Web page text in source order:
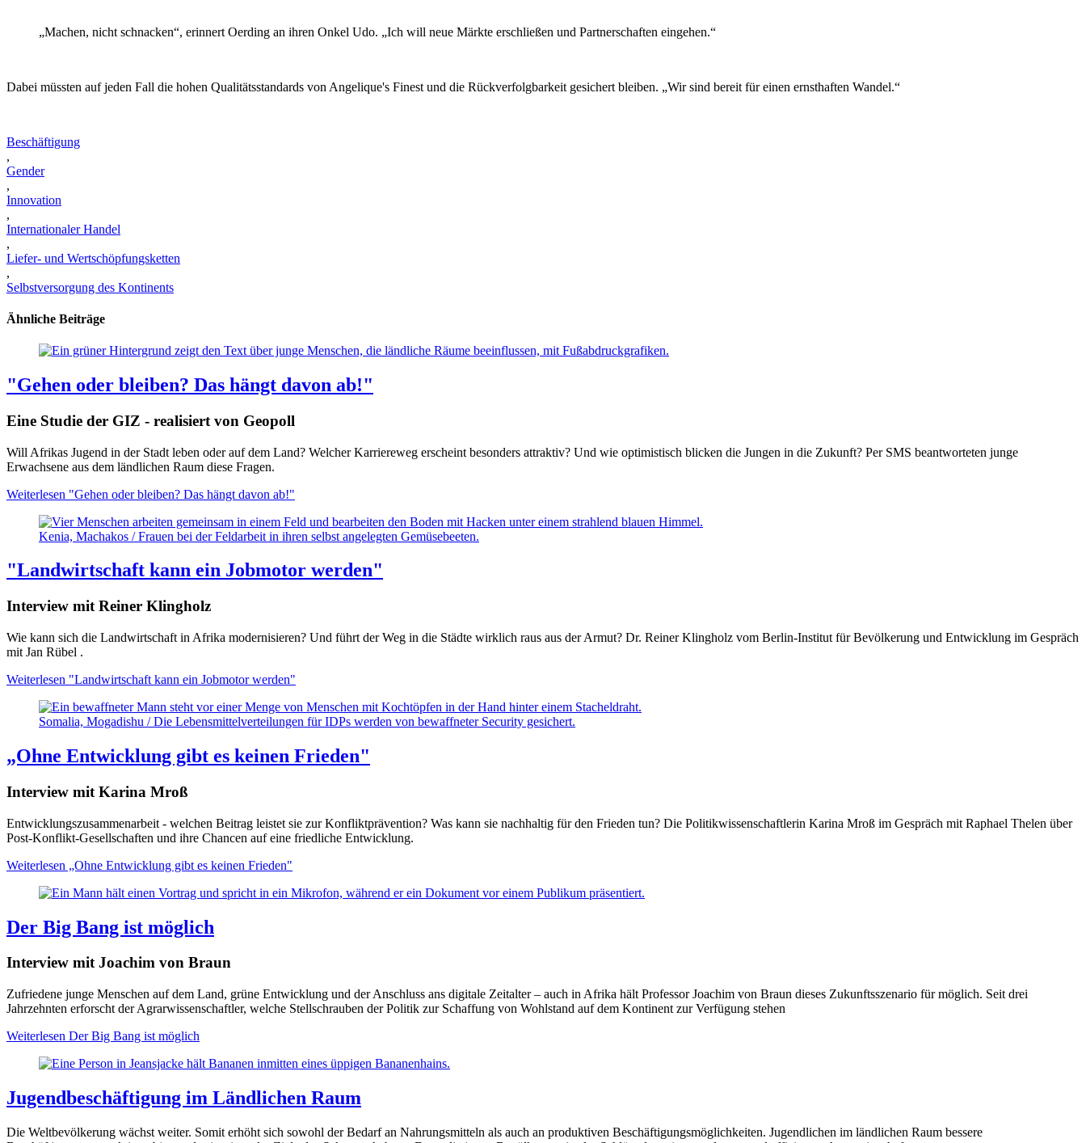
„Machen, nicht schnacken“, erinnert Oerding an ihren Onkel Udo. „Ich will neue Märkte erschließen und Partnerschaften eingehen.“
Dabei müssten auf jeden Fall die hohen Qualitätsstandards von Angelique's Finest und die Rückverfolgbarkeit gesichert bleiben. „Wir sind bereit für einen ernsthaften Wandel.“
Beschäftigung
,
Gender
,
Innovation
,
Internationaler Handel
,
Liefer- und Wertschöpfungsketten
,
Selbstversorgung des Kontinents
Ähnliche Beiträge
"Gehen oder bleiben? Das hängt davon ab!"
Eine Studie der GIZ - realisiert von Geopoll
Will Afrikas Jugend in der Stadt leben oder auf dem Land? Welcher Karriereweg erscheint besonders attraktiv? Und wie optimistisch blicken die Jungen in die Zukunft? Per SMS beantworteten junge
Erwachsene aus dem ländlichen Raum diese Fragen.
Weiterlesen "Gehen oder bleiben? Das hängt davon ab!"
Kenia, Machakos / Frauen bei der Feldarbeit in ihren selbst angelegten Gemüsebeeten.
"Landwirtschaft kann ein Jobmotor werden"
Interview mit Reiner Klingholz
Wie kann sich die Landwirtschaft in Afrika modernisieren? Und führt der Weg in die Städte wirklich raus aus der Armut? Dr. Reiner Klingholz vom Berlin-Institut für Bevölkerung und Entwicklung im Gespräch
mit Jan Rübel .
Weiterlesen "Landwirtschaft kann ein Jobmotor werden"
Somalia, Mogadishu / Die Lebensmittelverteilungen für IDPs werden von bewaffneter Security gesichert.
„Ohne Entwicklung gibt es keinen Frieden"
Interview mit Karina Mroß
Entwicklungszusammenarbeit - welchen Beitrag leistet sie zur Konfliktprävention? Was kann sie nachhaltig für den Frieden tun? Die Politikwissenschaftlerin Karina Mroß im Gespräch mit Raphael Thelen über
Post-Konflikt-Gesellschaften und ihre Chancen auf eine friedliche Entwicklung.
Weiterlesen „Ohne Entwicklung gibt es keinen Frieden"
Der Big Bang ist möglich
Interview mit Joachim von Braun
Zufriedene junge Menschen auf dem Land, grüne Entwicklung und der Anschluss ans digitale Zeitalter – auch in Afrika hält Professor Joachim von Braun dieses Zukunftsszenario für möglich. Seit drei
Jahrzehnten erforscht der Agrarwissenschaftler, welche Stellschrauben der Politik zur Schaffung von Wohlstand auf dem Kontinent zur Verfügung stehen
Weiterlesen Der Big Bang ist möglich
Jugendbeschäftigung im Ländlichen Raum
Die Weltbevölkerung wächst weiter. Somit erhöht sich sowohl der Bedarf an Nahrungsmitteln als auch an produktiven Beschäftigungsmöglichkeiten. Jugendlichen im ländlichen Raum bessere